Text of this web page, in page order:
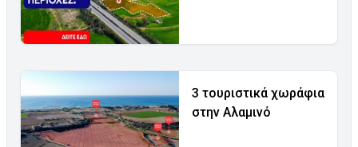
3 τουριστικά χωράφια
στην Αλαμινό